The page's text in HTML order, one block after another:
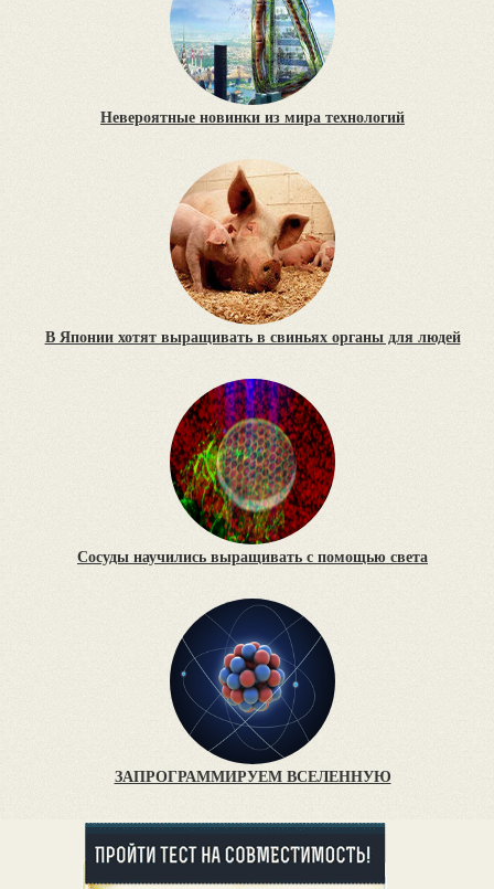
Невероятные новинки из мира технологий
В Японии хотят выращивать в свиньях органы для людей
Сосуды научились выращивать с помощью света
ЗАПРОГРАММИРУЕМ ВСЕЛЕННУЮ